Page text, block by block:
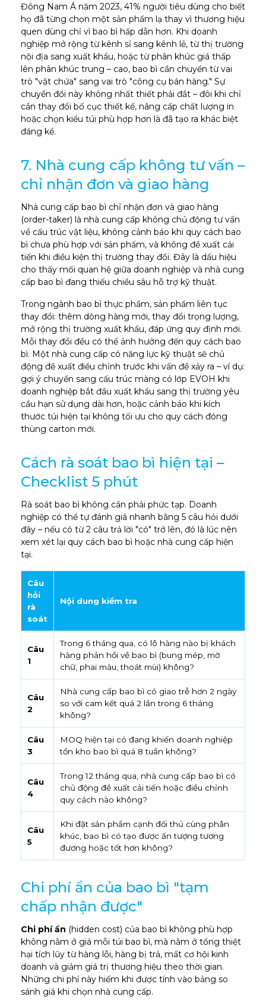
Đông Nam Á năm 2023, 41% người tiêu dùng cho biết
họ đã từng chọn một sản phẩm lạ thay vì thương hiệu
quen dùng chỉ vì bao bì hấp dẫn hơn. Khi doanh
nghiệp mở rộng từ kênh sỉ sang kênh lẻ, từ thị trường
nội địa sang xuất khẩu, hoặc từ phân khúc giá thấp
lên phân khúc trung – cao, bao bì cần chuyển từ vai
trò "vật chứa" sang vai trò "công cụ bán hàng." Sự
chuyển đổi này không nhất thiết phải đắt – đôi khi chỉ
cần thay đổi bố cục thiết kế, nâng cấp chất lượng in
hoặc chọn kiểu túi phù hợp hơn là đã tạo ra khác biệt
đáng kể.
7. Nhà cung cấp không tư vấn –
chỉ nhận đơn và giao hàng
Nhà cung cấp bao bì chỉ nhận đơn và giao hàng
(order-taker) là nhà cung cấp không chủ động tư vấn
về cấu trúc vật liệu, không cảnh báo khi quy cách bao
bì chưa phù hợp với sản phẩm, và không đề xuất cải
tiến khi điều kiện thị trường thay đổi. Đây là dấu hiệu
cho thấy mối quan hệ giữa doanh nghiệp và nhà cung
cấp bao bì đang thiếu chiều sâu hỗ trợ kỹ thuật.
Trong ngành bao bì thực phẩm, sản phẩm liên tục
thay đổi: thêm dòng hàng mới, thay đổi trọng lượng,
mở rộng thị trường xuất khẩu, đáp ứng quy định mới.
Mỗi thay đổi đều có thể ảnh hưởng đến quy cách bao
bì. Một nhà cung cấp có năng lực kỹ thuật sẽ chủ
động đề xuất điều chỉnh trước khi vấn đề xảy ra – ví dụ:
gợi ý chuyển sang cấu trúc màng có lớp EVOH khi
doanh nghiệp bắt đầu xuất khẩu sang thị trường yêu
cầu hạn sử dụng dài hơn, hoặc cảnh báo khi kích
thước túi hiện tại không tối ưu cho quy cách đóng
thùng carton mới.
Cách rà soát bao bì hiện tại –
Checklist 5 phút
Rà soát bao bì không cần phải phức tạp. Doanh
nghiệp có thể tự đánh giá nhanh bằng 5 câu hỏi dưới
đây – nếu có từ 2 câu trả lời "có" trở lên, đó là lúc nên
xem xét lại quy cách bao bì hoặc nhà cung cấp hiện
tại.
Câu
hỏi
rà
soát
Nội dung kiểm tra
Câu
1
Trong 6 tháng qua, có lô hàng nào bị khách
hàng phản hồi về bao bì (bung mép, mờ
chữ, phai màu, thoát mùi) không?
Câu
2
Nhà cung cấp bao bì có giao trễ hơn 2 ngày
so với cam kết quá 2 lần trong 6 tháng
không?
Câu
3
MOQ hiện tại có đang khiến doanh nghiệp
tồn kho bao bì quá 8 tuần không?
Câu
4
Trong 12 tháng qua, nhà cung cấp bao bì có
chủ động đề xuất cải tiến hoặc điều chỉnh
quy cách nào không?
Câu
5
Khi đặt sản phẩm cạnh đối thủ cùng phân
khúc, bao bì có tạo được ấn tượng tương
đương hoặc tốt hơn không?
Chi phí ẩn của bao bì "tạm
chấp nhận được"
Chi phí ẩn (hidden cost) của bao bì không phù hợp
không nằm ở giá mỗi túi bao bì, mà nằm ở tổng thiệt
hại tích lũy từ hàng lỗi, hàng bị trả, mất cơ hội kinh
doanh và giảm giá trị thương hiệu theo thời gian.
Những chi phí này hiếm khi được tính vào bảng so
sánh giá khi chọn nhà cung cấp.